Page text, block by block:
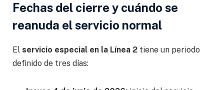
Fechas del cierre y cuándo se
reanuda el servicio normal
El servicio especial en la Línea 2 tiene un periodo
definido de tres días: